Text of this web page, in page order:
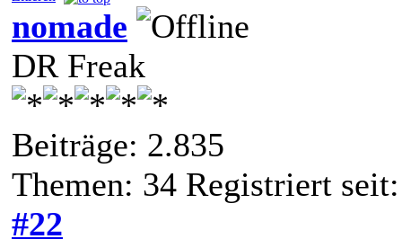
nomade
DR Freak
Beiträge: 2.835
Themen: 34 Registriert
#22